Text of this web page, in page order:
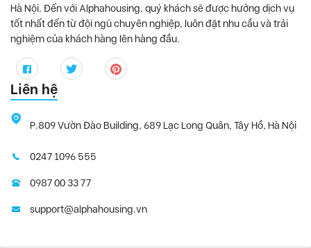
Hà Nội. Đến với Alphahousing, quý khách sẽ được hưởng dịch vụ
tốt nhất đến từ đội ngũ chuyên nghiệp, luôn đặt nhu cầu và trải
nghiệm của khách hàng lên hàng đầu.
Liên hệ
P.809 Vườn Đào Building, 689 Lạc Long Quân, Tây Hồ, Hà Nội
0247 1096 555
0987 00 33 77
support@alphahousing.vn